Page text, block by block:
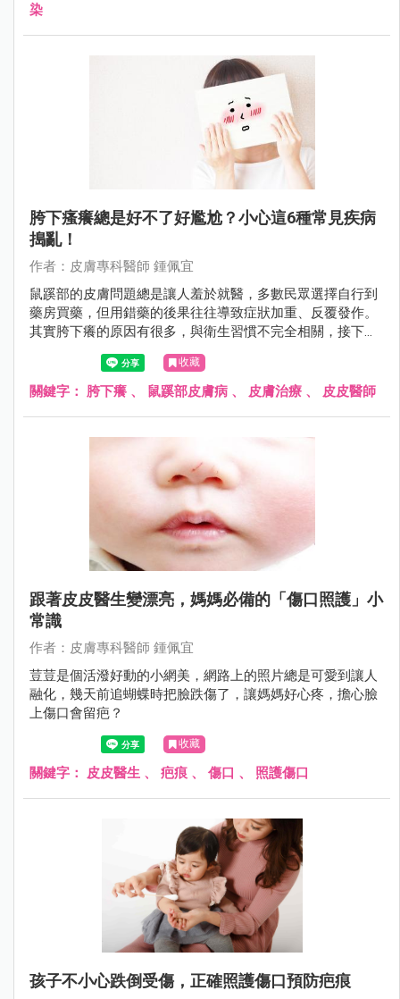
染
胯下瘙癢總是好不了好尷尬？小心這6種常見疾病
搗亂！
作者：皮膚專科醫師 鍾佩宜
鼠蹊部的皮膚問題總是讓人羞於就醫，多數民眾選擇自行到
藥房買藥，但用錯藥的後果往往導致症狀加重、反覆發作。
其實胯下癢的原因有很多，與衛生習慣不完全相關，接下來
皮皮醫師將帶大家了解各種胯下疾病，讓鼠蹊部的「羞羞
病」不再難以啟齒。
收藏
關鍵字： 胯下癢 、 鼠蹊部皮膚病 、 皮膚治療 、 皮皮醫師
跟著皮皮醫生變漂亮，媽媽必備的「傷口照護」小
常識
作者：皮膚專科醫師 鍾佩宜
荳荳是個活潑好動的小網美，網路上的照片總是可愛到讓人
融化，幾天前追蝴蝶時把臉跌傷了，讓媽媽好心疼，擔心臉
上傷口會留疤？
收藏
關鍵字： 皮皮醫生 、 疤痕 、 傷口 、 照護傷口
孩子不小心跌倒受傷，正確照護傷口預防疤痕